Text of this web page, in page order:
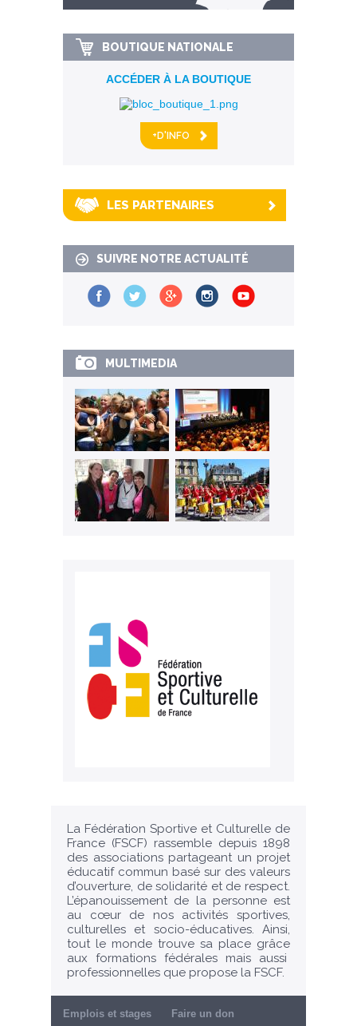
km alentour
BOUTIQUE NATIONALE
ACCÉDER À LA BOUTIQUE
+D'INFO
LES PARTENAIRES
SUIVRE NOTRE ACTUALITÉ
MULTIMEDIA
La Fédération Sportive et Culturelle de
France (FSCF) rassemble depuis 1898
des associations partageant un projet
éducatif commun basé sur des valeurs
d’ouverture, de solidarité et de respect.
L’épanouissement de la personne est
au cœur de nos activités sportives,
culturelles et socio-éducatives. Ainsi,
tout le monde trouve sa place grâce
aux formations fédérales mais aussi
professionnelles que propose la FSCF.
Emplois et stages Faire un don